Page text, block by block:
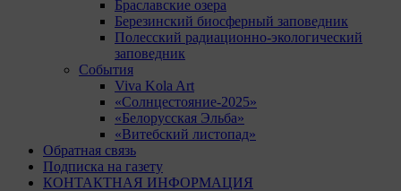
Браславские озера
Березинский биосферный заповедник
Полесский радиационно-экологический
заповедник
События
Viva Kola Art
«Солнцестояние-2025»
«Белорусская Эльба»
«Витебский листопад»
Обратная связь
Подписка на газету
КОНТАКТНАЯ ИНФОРМАЦИЯ